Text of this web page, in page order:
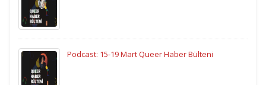
Podcast: 15-19 Mart Queer Haber Bülteni